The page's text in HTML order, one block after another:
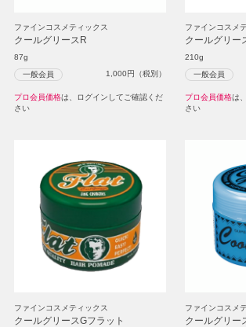
ファインコスメティックス
クールグリースR
87g
一般会員 1,000円（税別）
プロ会員価格は、ログインしてご確認くだ
さい
ファインコスメ
クールグリー
210g
一般会員
プロ会員価格は
さい
ファインコスメティックス
クールグリースGフラット
ファインコスメ
クールグリー